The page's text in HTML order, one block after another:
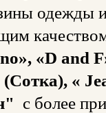
одежды
«D and
«
с более